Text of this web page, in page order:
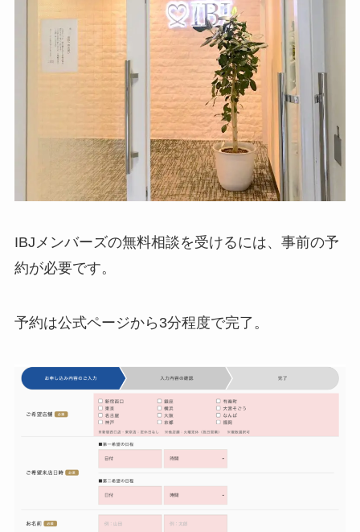
IBJメンバーズの無料相談を受けるには、事前の予
約が必要です。
予約は公式ページから3分程度で完了。